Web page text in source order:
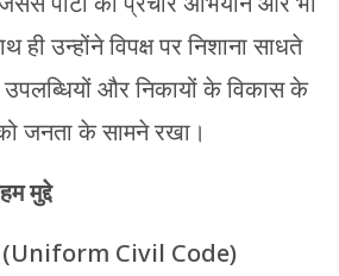
उन्होंने विपक्ष पर निशाना साधते
और निकायों के विकास के
जनता के सामने रखा।
मुद्दे
(Uniform Civil Code)